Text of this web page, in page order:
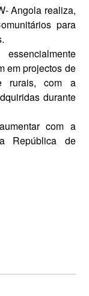
Angola realiza,
para
em projectos de
rurais, com a
du­rante
com a
República de